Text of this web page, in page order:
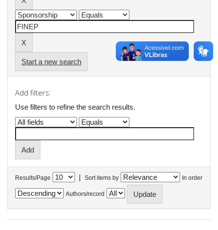
Start a new search
Add filters:
Use filters to refine the search results.
Results/Page | Sort items by In order
Authors/record